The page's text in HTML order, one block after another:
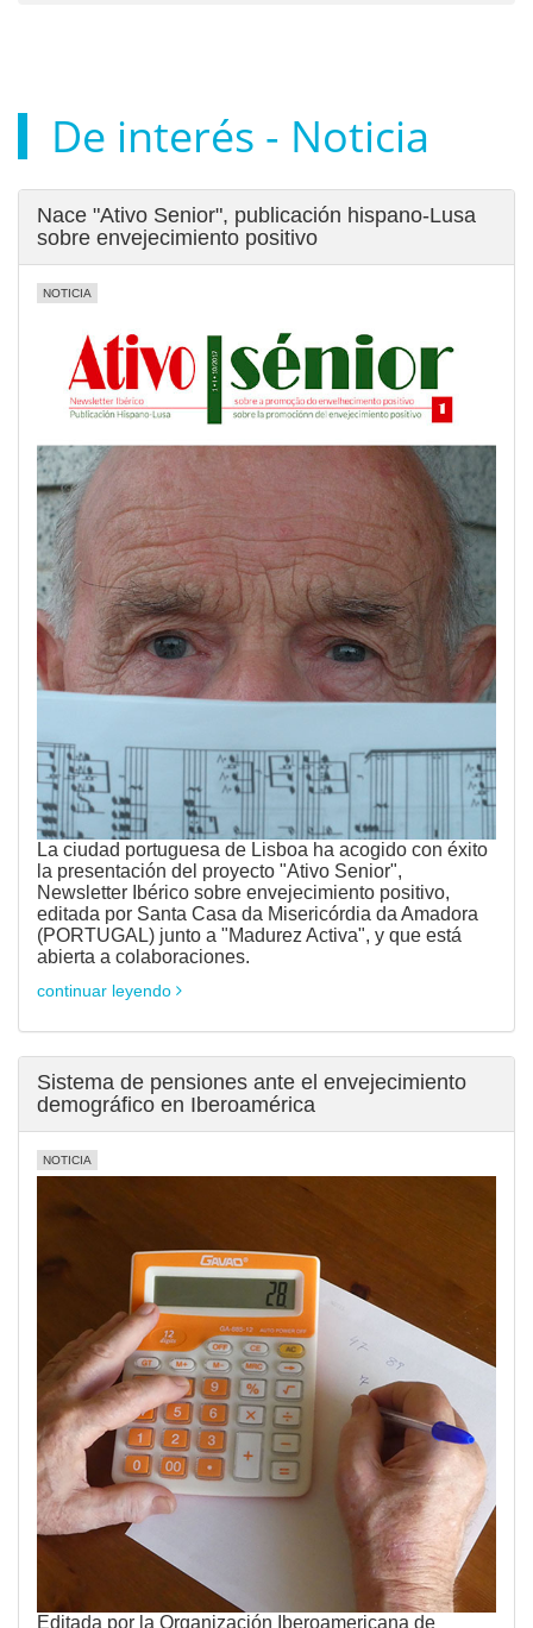
De interés - Noticia
Nace "Ativo Senior", publicación hispano-Lusa
sobre envejecimiento positivo
NOTICIA
La ciudad portuguesa de Lisboa ha acogido con éxito
la presentación del proyecto "Ativo Senior",
Newsletter Ibérico sobre envejecimiento positivo,
editada por Santa Casa da Misericórdia da Amadora
(PORTUGAL) junto a "Madurez Activa", y que está
abierta a colaboraciones.
continuar leyendo
Sistema de pensiones ante el envejecimiento
demográfico en Iberoamérica
NOTICIA
Editada por la Organización Iberoamericana de